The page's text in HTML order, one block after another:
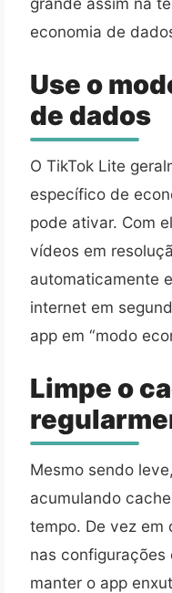
economia de
Use o
de dados
O TikTok Lite
específico de
pode ativar. Com
vídeos em
automaticamente
internet em
app em “modo
Limpe o
Mesmo sendo
acumulando
tempo. De vez em
nas configurações
manter o app